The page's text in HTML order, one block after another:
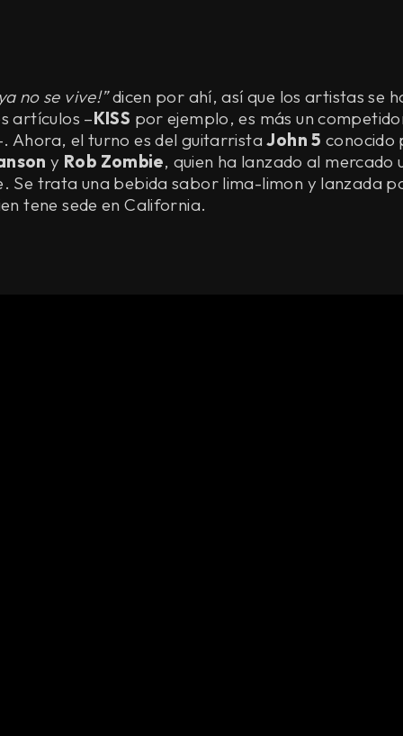
no se vive!”dicen por ahí, así que los artistas se
artículos –KISS por ejemplo, es más un
Ahora, el turno es del guitarristaJohn 5 conocido
y Rob Zombie, quien ha lanzado al mercado
Se trata una bebida sabor lima-limon y lanzada
tene sede en California.